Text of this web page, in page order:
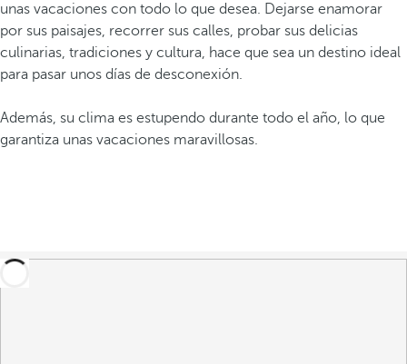
unas vacaciones con todo lo que desea. Dejarse enamorar
por sus paisajes, recorrer sus calles, probar sus delicias
culinarias, tradiciones y cultura, hace que sea un destino ideal
para pasar unos días de desconexión.
Además, su clima es estupendo durante todo el año, lo que
garantiza unas vacaciones maravillosas.